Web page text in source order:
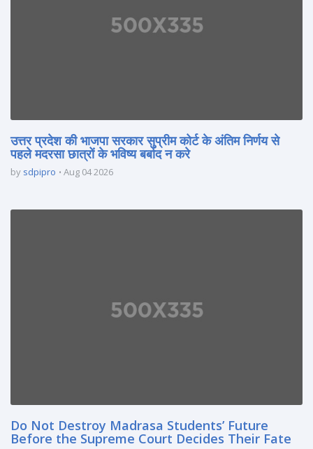
उत्तर प्रदेश की भाजपा सरकार सुप्रीम कोर्ट के अंतिम निर्णय से
पहले मदरसा छात्रों के भविष्य बर्बाद न करे
by sdpipro Aug 04 2026
Do Not Destroy Madrasa Students’ Future
Before the Supreme Court Decides Their Fate